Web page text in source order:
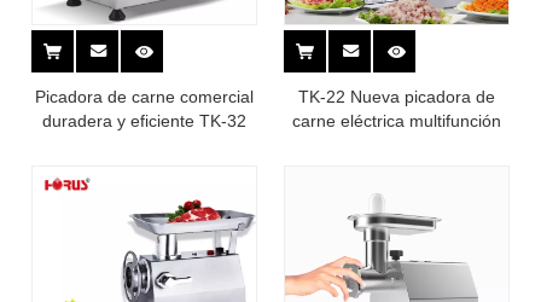
Picadora de carne comercial
duradera y eficiente TK-32
TK-22 Nueva picadora de
carne eléctrica multifunción